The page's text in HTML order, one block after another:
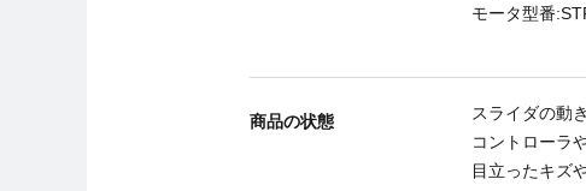
モータ型番
商品の状態
スライダの動
コントローラ
目立ったキズ